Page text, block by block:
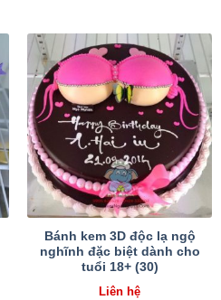
Bánh kem 3D độc lạ ngộ
nghĩnh đặc biệt dành cho
tuổi 18+ (30)
Liên hệ